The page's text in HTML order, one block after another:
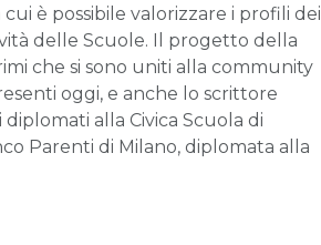
cui è possibile valorizzare i profili dei
delle Scuole. Il progetto della
che si sono uniti alla community
oggi, e anche lo scrittore
alla Civica Scuola di
Parenti di Milano, diplomata alla